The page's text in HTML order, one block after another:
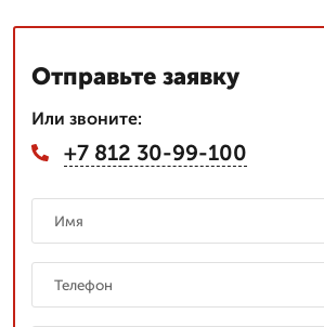
Отправьте заявку
Или звоните:
+7 812 30-99-100